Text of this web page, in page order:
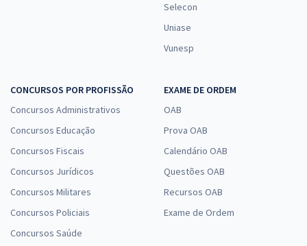
Selecon
Uniase
Vunesp
CONCURSOS POR PROFISSÃO
Concursos Administrativos
Concursos Educação
Concursos Fiscais
Concursos Jurídicos
Concursos Militares
Concursos Policiais
Concursos Saúde
EXAME DE ORDEM
OAB
Prova OAB
Calendário OAB
Questões OAB
Recursos OAB
Exame de Ordem